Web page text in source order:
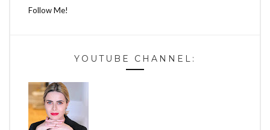
Follow Me!
YOUTUBE CHANNEL: